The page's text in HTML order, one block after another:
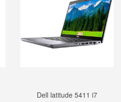
Dell latitude 5411 i7